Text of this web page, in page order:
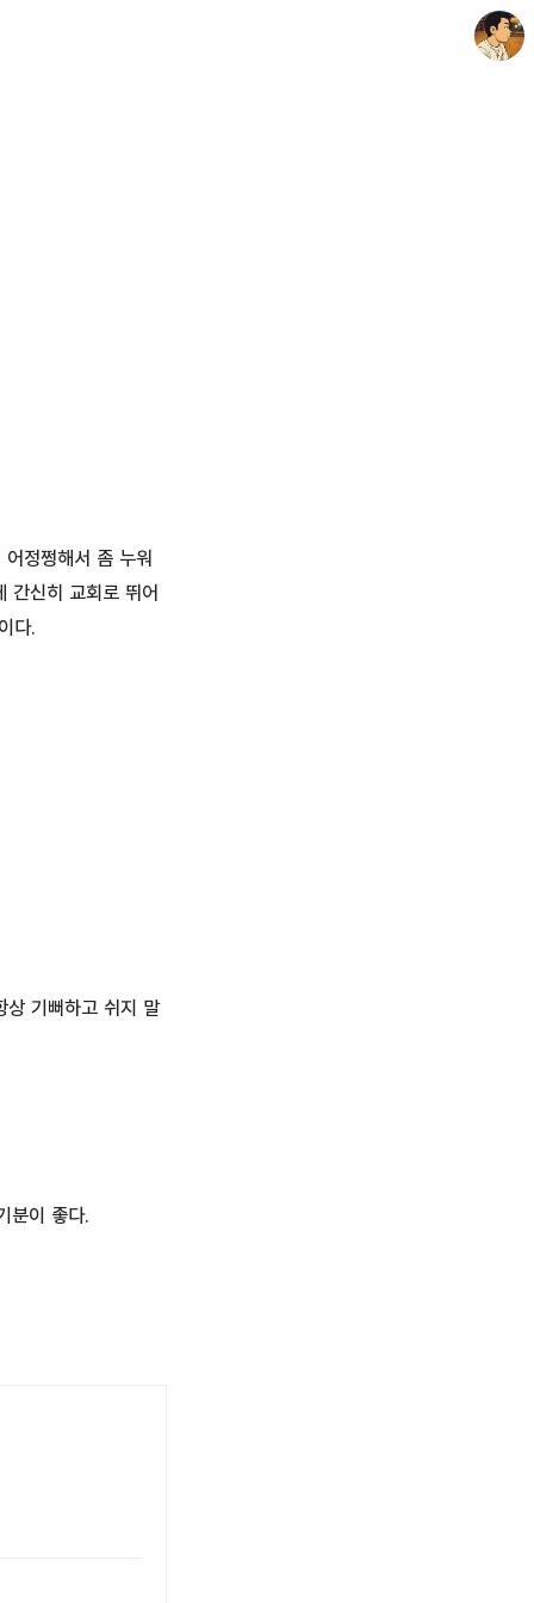
정쩡해서 좀 누워
간신히 교회로 뛰어
다.
상 기뻐하고 쉬지 말
분이 좋다.